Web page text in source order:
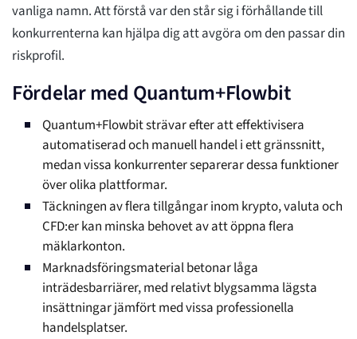
vanliga namn. Att förstå var den står sig i förhållande till
konkurrenterna kan hjälpa dig att avgöra om den passar din
riskprofil.
Fördelar med Quantum+Flowbit
Quantum+Flowbit strävar efter att effektivisera
automatiserad och manuell handel i ett gränssnitt,
medan vissa konkurrenter separerar dessa funktioner
över olika plattformar.
Täckningen av flera tillgångar inom krypto, valuta och
CFD:er kan minska behovet av att öppna flera
mäklarkonton.
Marknadsföringsmaterial betonar låga
inträdesbarriärer, med relativt blygsamma lägsta
insättningar jämfört med vissa professionella
handelsplatser.